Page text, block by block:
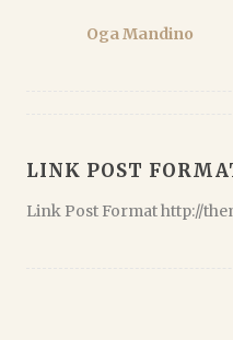
Oga Mandino
LINK POST
Link Post Format http://